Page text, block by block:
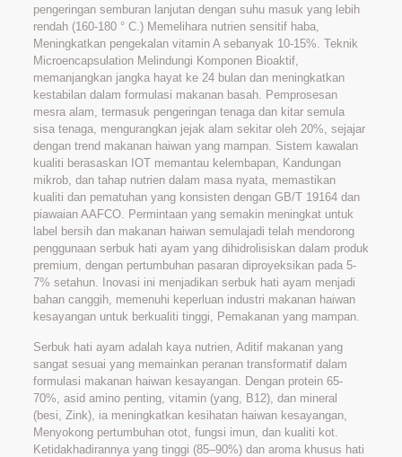
pengeringan semburan lanjutan dengan suhu masuk yang lebih
rendah (160-180 ° C.) Memelihara nutrien sensitif haba,
Meningkatkan pengekalan vitamin A sebanyak 10-15%. Teknik
Microencapsulation Melindungi Komponen Bioaktif,
memanjangkan jangka hayat ke 24 bulan dan meningkatkan
kestabilan dalam formulasi makanan basah. Pemprosesan
mesra alam, termasuk pengeringan tenaga dan kitar semula
sisa tenaga, mengurangkan jejak alam sekitar oleh 20%, sejajar
dengan trend makanan haiwan yang mampan. Sistem kawalan
kualiti berasaskan IOT memantau kelembapan, Kandungan
mikrob, dan tahap nutrien dalam masa nyata, memastikan
kualiti dan pematuhan yang konsisten dengan GB/T 19164 dan
piawaian AAFCO. Permintaan yang semakin meningkat untuk
label bersih dan makanan haiwan semulajadi telah mendorong
penggunaan serbuk hati ayam yang dihidrolisiskan dalam produk
premium, dengan pertumbuhan pasaran diproyeksikan pada 5-
7% setahun. Inovasi ini menjadikan serbuk hati ayam menjadi
bahan canggih, memenuhi keperluan industri makanan haiwan
kesayangan untuk berkualiti tinggi, Pemakanan yang mampan.
Serbuk hati ayam adalah kaya nutrien, Aditif makanan yang
sangat sesuai yang memainkan peranan transformatif dalam
formulasi makanan haiwan kesayangan. Dengan protein 65-
70%, asid amino penting, vitamin (yang, B12), dan mineral
(besi, Zink), ia meningkatkan kesihatan haiwan kesayangan,
Menyokong pertumbuhan otot, fungsi imun, dan kualiti kot.
Ketidakhadirannya yang tinggi (85–90%) dan aroma khusus hati